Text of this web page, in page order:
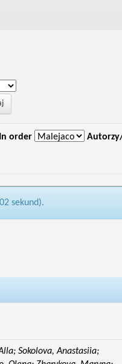
In order
sekund).
Sokolova, Anastasiia;